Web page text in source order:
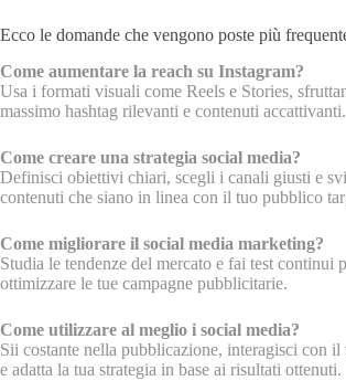
Ecco le domande che vengono poste più
Come aumentare la reach su Instagram?
Usa i formati visuali come Reels e Stories,
massimo hashtag rilevanti e contenuti accattivanti.
Come creare una strategia social media?
Definisci obiettivi chiari, scegli i canali giusti e
contenuti che siano in linea con il tuo pubblico
Come migliorare il social media marketing?
Studia le tendenze del mercato e fai test continui
ottimizzare le tue campagne pubblicitarie.
Come utilizzare al meglio i social media?
Sii costante nella pubblicazione, interagisci con
e adatta la tua strategia in base ai risultati ottenuti.